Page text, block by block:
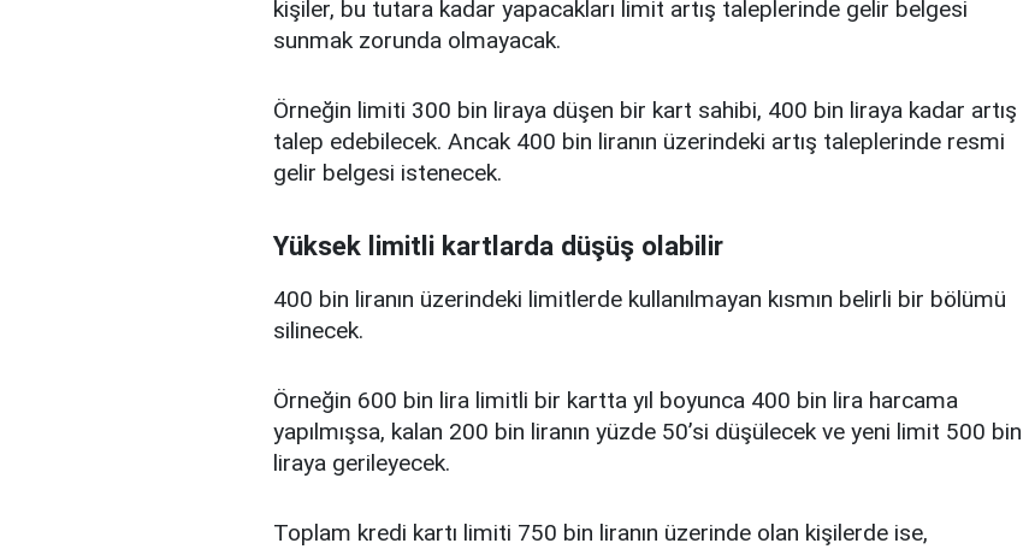
kişiler, bu tutara kadar yapacakları limit artış taleplerinde gelir belgesi
sunmak zorunda olmayacak.
Örneğin limiti 300 bin liraya düşen bir kart sahibi, 400 bin liraya kadar artış
talep edebilecek. Ancak 400 bin liranın üzerindeki artış taleplerinde resmi
gelir belgesi istenecek.
Yüksek limitli kartlarda düşüş olabilir
400 bin liranın üzerindeki limitlerde kullanılmayan kısmın belirli bir bölümü
silinecek.
Örneğin 600 bin lira limitli bir kartta yıl boyunca 400 bin lira harcama
yapılmışsa, kalan 200 bin liranın yüzde 50’si düşülecek ve yeni limit 500 bin
liraya gerileyecek.
Toplam kredi kartı limiti 750 bin liranın üzerinde olan kişilerde ise,